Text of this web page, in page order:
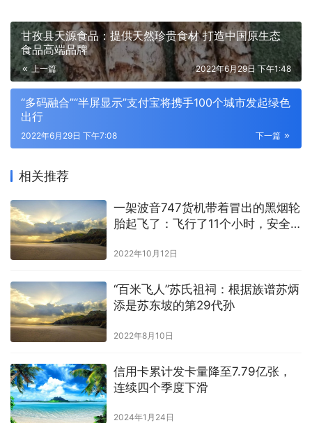
甘孜县天源食品：提供天然珍贵食材 打造中国原生态
食品高端品牌
上一篇 2022年6月29日 下午1:48
“多码融合”“半屏显示”支付宝将携手100个城市发起绿色
出行
下一篇
2022年6月29日 下午7:08
相关推荐
一架波音747货机带着冒出的黑烟轮
胎起飞了：飞行了11个小时，安全
2022年10月12日
“百米飞人”苏氏祖祠：根据族谱苏炳
添是苏东坡的第29代孙
2022年8月10日
信用卡累计发卡量降至7.79亿张，
连续四个季度下滑
2024年1月24日